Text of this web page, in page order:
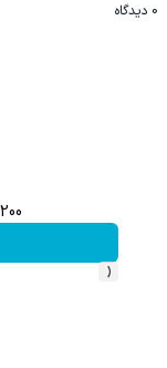
0 دیدگاه
200 سوت نقره پیدا شده برای تو!!!
‹